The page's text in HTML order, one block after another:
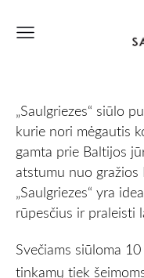
„Saulgriezes“ siūlo
kurie nori mėgautis
gamta prie Baltijos
atstumu nuo
„Saulgriezes“ yra
rūpesčius ir praleisti
Svečiams siūloma
tinkamų tiek